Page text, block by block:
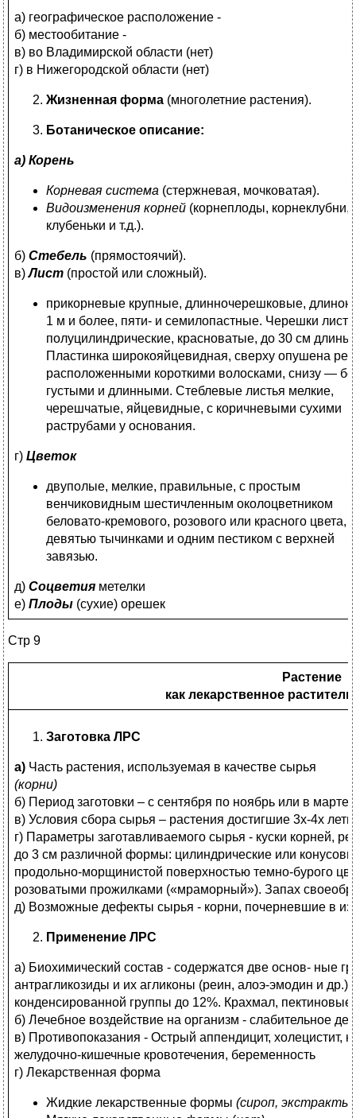
а) географическое расположение -
б) местообитание -
в) во Владимирской области (нет)
г) в Нижегородской области (нет)
Жизненная форма (многолетние растения).
Ботаническое описание:
а) Корень
Корневая система (стержневая, мочковатая).
Видоизменения корней (корнеплоды, корнеклубни,
клубеньки и т.д.).
б) Стебель (прямостоячий).
в)Лист (простой или сложный).
прикорневые крупные, длинночерешковые,
1 м и более, пяти- и семилопастные. Черешки
полуцилиндрические, красноватые, до 30 см длины.
Пластинка широкояйцевидная, сверху опушена
расположенными короткими волосками, снизу —
густыми и длинными. Стеблевые листья мелкие,
черешчатые, яйцевидные, с коричневыми сухими
раструбами у основания.
г) Цветок
двуполые, мелкие, правильные, с простым
венчиковидным шестичленным околоцветником
беловато-кремового, розового или красного цвета,
девятью тычинками и одним пестиком с верхней
завязью.
д) Соцветия метелки
е) Плоды (сухие) орешек
Стр 9
Растение
как лекарственное
Заготовка ЛРС
а) Часть растения, используемая в качестве сырья
(корни)
б) Период заготовки – с сентября по ноябрь или в марте
в) Условия сбора сырья – растения достигшие 3х-4х
г) Параметры заготавливаемого сырья - куски корней,
до 3 см различной формы: цилиндрические или
продольно-морщинистой поверхностью темно-бурого
розоватыми прожилками («мраморный»). Запах
д) Возможные дефекты сырья - корни, почерневшие в
Применение ЛРС
а) Биохимический состав - содержатся две основ- ные
антрагликозиды и их агликоны (реин, алоэ-эмодин и
конденсированной группы до 12%. Крахмал,
б) Лечебное воздействие на организм - слабительное
в) Противопоказания - Острый аппендицит, холецистит,
желудочно-кишечные кровотечения, беременность
г) Лекарственная форма
Жидкие лекарственные формы (сироп, экстракты)